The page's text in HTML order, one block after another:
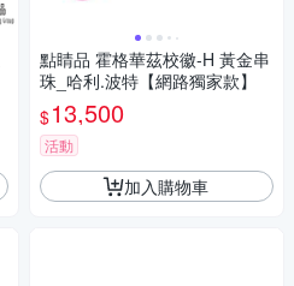
點睛品 霍格華茲校徽-H 黃金串
珠_哈利.波特【網路獨家款】
$13,500
活動
加入購物車